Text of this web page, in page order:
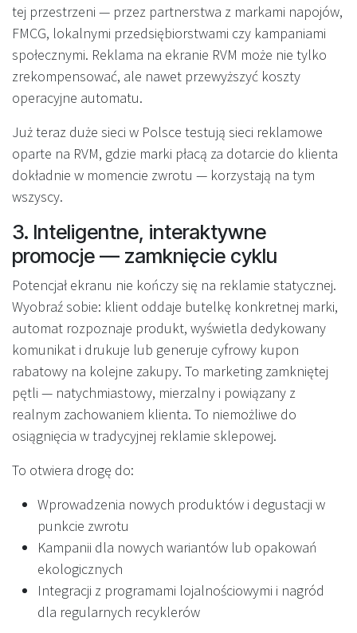
tej przestrzeni — przez partnerstwa z markami napojów,
FMCG, lokalnymi przedsiębiorstwami czy kampaniami
społecznymi. Reklama na ekranie RVM może nie tylko
zrekompensować, ale nawet przewyższyć koszty
operacyjne automatu.
Już teraz duże sieci w Polsce testują sieci reklamowe
oparte na RVM, gdzie marki płacą za dotarcie do klienta
dokładnie w momencie zwrotu — korzystają na tym
wszyscy.
3. Inteligentne, interaktywne
promocje — zamknięcie cyklu
Potencjał ekranu nie kończy się na reklamie statycznej.
Wyobraź sobie: klient oddaje butelkę konkretnej marki,
automat rozpoznaje produkt, wyświetla dedykowany
komunikat i drukuje lub generuje cyfrowy kupon
rabatowy na kolejne zakupy. To marketing zamkniętej
pętli — natychmiastowy, mierzalny i powiązany z
realnym zachowaniem klienta. To niemożliwe do
osiągnięcia w tradycyjnej reklamie sklepowej.
To otwiera drogę do:
Wprowadzenia nowych produktów i degustacji w
punkcie zwrotu
Kampanii dla nowych wariantów lub opakowań
ekologicznych
Integracji z programami lojalnościowymi i nagród
dla regularnych recyklerów